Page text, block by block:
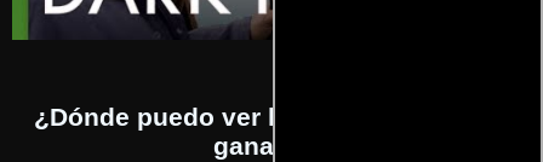
¿Dónde puedo ver la películas Caballo
ganador?